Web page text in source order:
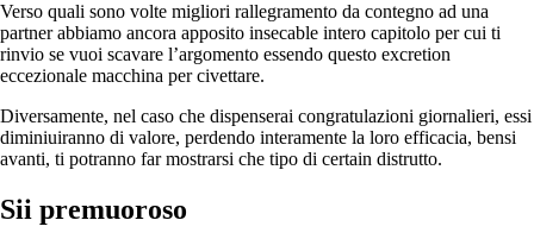
Verso quali sono volte migliori rallegramento da contegno ad una
partner abbiamo ancora apposito insecable intero capitolo per cui ti
rinvio se vuoi scavare l’argomento essendo questo excretion
eccezionale macchina per civettare.
Diversamente, nel caso che dispenserai congratulazioni giornalieri, essi
diminiuiranno di valore, perdendo interamente la loro efficacia, bensi
avanti, ti potranno far mostrarsi che tipo di certain distrutto.
Sii premuoroso